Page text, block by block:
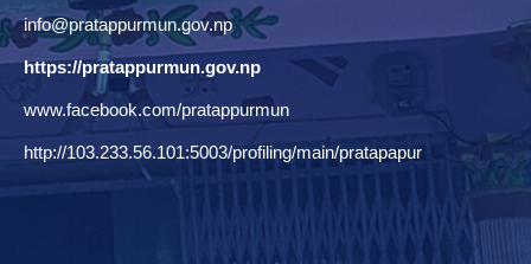
info@pratappurmun.gov.np
https://pratappurmun.gov.np
www.facebook.com/pratappurmun
http://103.233.56.101:5003/profiling/main/pratapapur